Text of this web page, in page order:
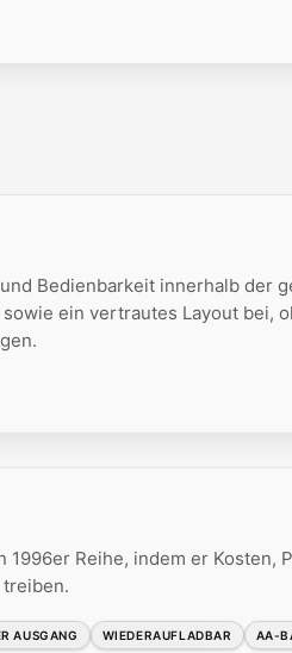
Bedienbarkeit innerhalb der
ein vertrautes Layout bei,
Reihe, indem er Kosten,
AUSGANG WIEDERAUFLADBAR AA-